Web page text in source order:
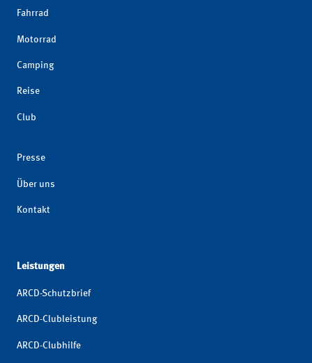
Fahrrad
Motorrad
Camping
Reise
Club
Presse
Über uns
Kontakt
Leistungen
ARCD-Schutzbrief
ARCD-Clubleistung
ARCD-Clubhilfe